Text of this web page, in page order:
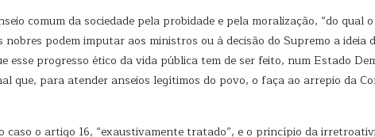
comum da sociedade pela probidade e pela moralização, “do
podem imputar aos ministros ou à decisão do Supremo a
esse progresso ético da vida pública tem de ser feito, num Estado
que, para atender anseios legítimos do povo, o faça ao arrepio da
caso o artigo 16, “exaustivamente tratado”, e o princípio da